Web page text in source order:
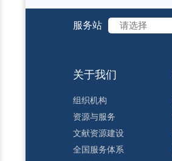
服务站 请选择
关于我们
组织机构
资源与服务
文献资源建设
全国服务体系